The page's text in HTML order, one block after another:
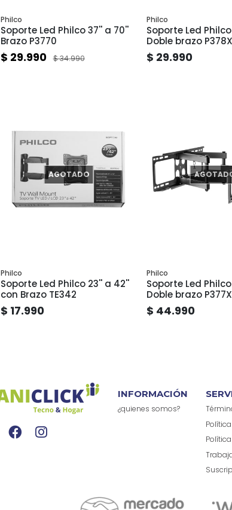
Philco
Soporte Led Philco 37'' a 70''
Brazo P3770
$ 29.990 $ 34.990
Philco
Soporte Led
Doble brazo P378X
$ 29.990
AGOTADO
Philco
Soporte Led Philco 23'' a 42''
con Brazo TE342
$ 17.990
Philco
Soporte Led
Doble brazo P377X
$ 44.990
INFORMACIÓN
¿quienes somos?